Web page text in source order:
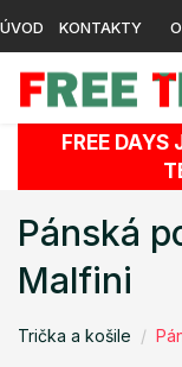
ÚVOD KONTAKTY
FREE
Pánská
Malfini
Trička a košile